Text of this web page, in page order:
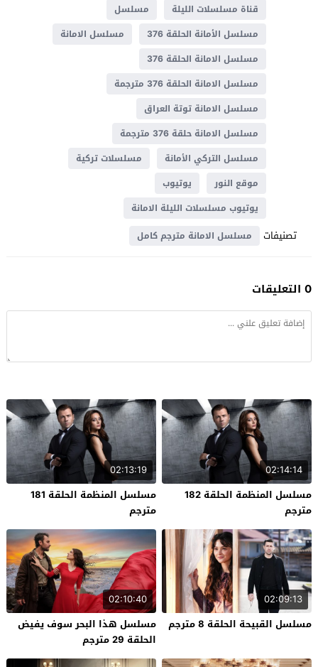
قناة مسلسلات الليلة
مسلسل
مسلسل الأمانة الحلقة 376
مسلسل الامانة
مسلسل الامانة الحلقة 376
مسلسل الامانة الحلقة 376 مترجمة
مسلسل الامانة توتة العراق
مسلسل الامانة حلقة 376 مترجمة
مسلسل التركي الأمانة
مسلسلات تركية
موقع النور
يوتيوب
يوتيوب مسلسلات الليلة الامانة
تصنيفات مسلسل الامانة مترجم كامل
0 التعليقات
02:14:14
مسلسل المنظمة الحلقة 182
مترجم
02:13:19
مسلسل المنظمة الحلقة 181
مترجم
02:09:13
مسلسل القبيحة الحلقة 8 مترجم
02:10:40
مسلسل هذا البحر سوف يفيض
الحلقة 29 مترجم